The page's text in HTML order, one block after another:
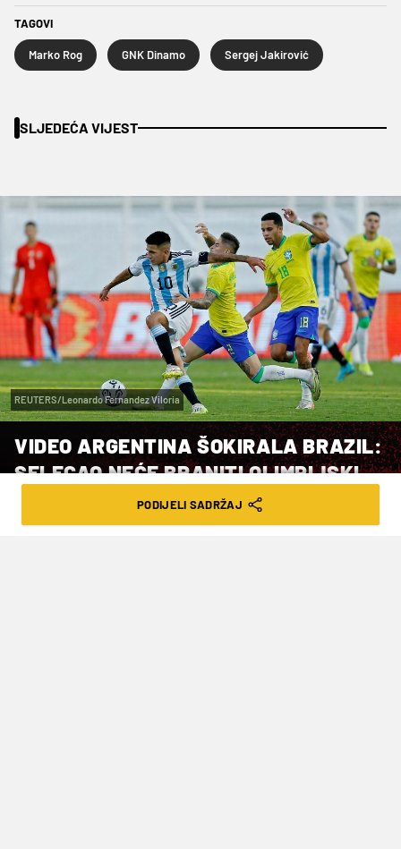
TAGOVI
Marko Rog GNK Dinamo Sergej Jakirović
SLJEDEĆA VIJEST
REUTERS/Leonardo Fernandez Viloria
VIDEO ARGENTINA ŠOKIRALA BRAZIL:
SELECAO NEĆE BRANITI OLIMPIJSKI
PODIJELI SADRŽAJ